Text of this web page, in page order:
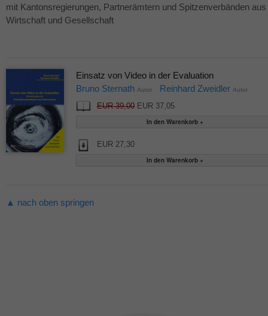
mit Kantonsregierungen, Partnerämtern und Spitzenverbänden aus
Wirtschaft und Gesellschaft
Einsatz von Video in der Evaluation
Bruno Sternath Autor Reinhard Zweidler Autor
EUR 39,00EUR 37,05
EUR 27,30
▲ nach oben springen